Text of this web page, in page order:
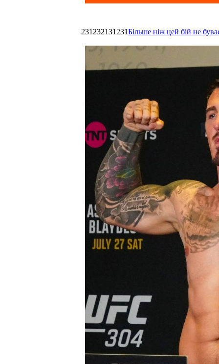
231232131231Більше ніж цей бій не